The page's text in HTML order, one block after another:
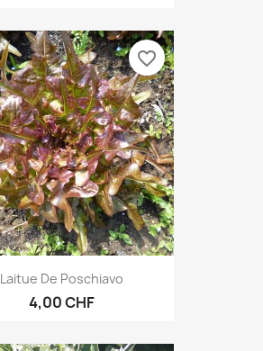
Laitue De Poschiavo
4,00 CHF
favorite_border